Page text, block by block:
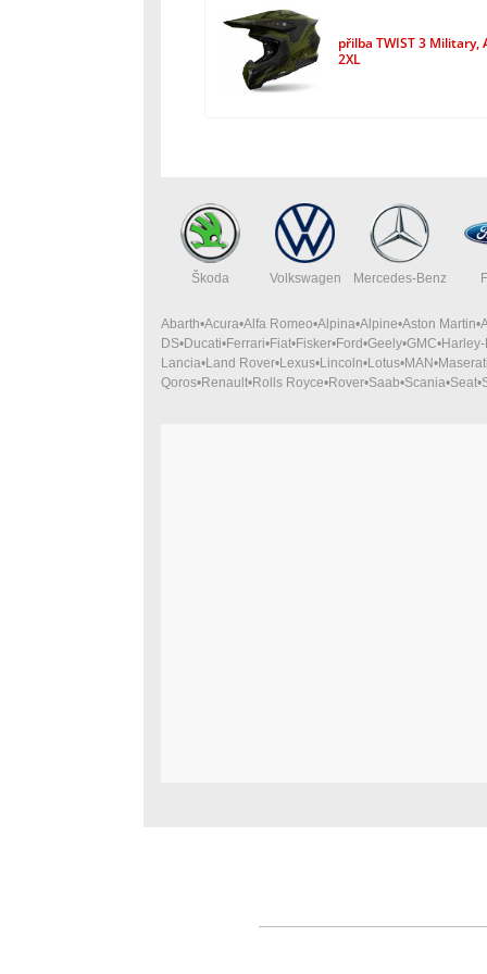
přilba TWIST 3 Military,
2XL
Škoda Volkswagen Mercedes-Benz
Abarth Acura Alfa Romeo Alpina Alpine Aston Martin
DS Ducati Ferrari Fiat Fisker Ford Geely GMC
Lancia Land Rover Lexus Lincoln Lotus MAN Maserati
Qoros Renault Rolls Royce Rover Saab Scania Seat